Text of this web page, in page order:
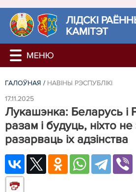
ЛIДСКI
КАМІТЭТ
ГАЛОЎНАЯ / НАВIНЫ РЭСПУБЛIКI
17.11.2025
Лукашэнка: Беларусь і
разам і будуць, ніхто
разарваць іх адзінства